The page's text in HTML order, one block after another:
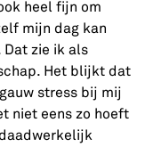
heel fijn om
mijn dag kan
zie ik als
Het blijkt dat
stress bij mij
niet eens zo hoeft